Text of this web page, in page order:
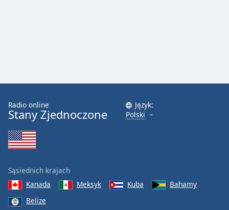
Reset
Done
Close
Modal
End
dialog
window.
Radio online
Stany Zjednoczone
Język:
Polski
Sąsiednich krajach
Kanada
Meksyk Kuba
Bahamy
Belize